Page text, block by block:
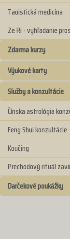
Taoistická medicína
Ze Ri - vyhľadanie
Zdarma kurzy
Výukové karty
Služby a konzultácie
Čínska astrológia
Feng Shui konzultácie
Koučing
Prechodový rituál
Darčekové poukážky